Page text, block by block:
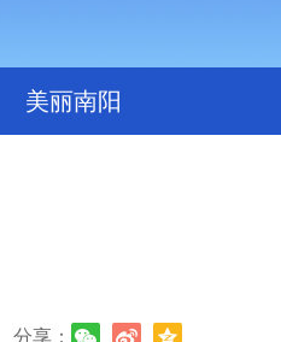
美丽南阳
分享：